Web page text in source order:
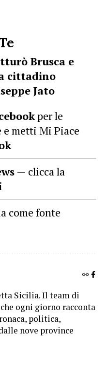
Brusca e
cittadino
Jato
per le
metti Mi Piace
— clicca la
come fonte
Sicilia. Il team di
ogni giorno racconta
politica,
nove province